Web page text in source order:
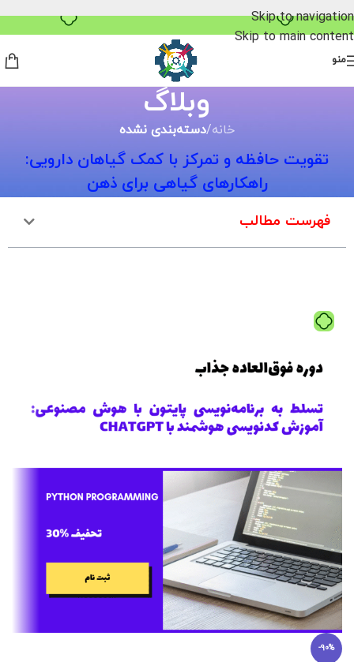
خرید قسطی با ترب‌پی
Skip to navigation
Skip to main content
منو
وبلاگ
خانه/دسته‌بندی نشده
تقویت حافظه و تمرکز با کمک گیاهان دارویی:
راهکارهای گیاهی برای ذهن
فهرست مطالب
-90%